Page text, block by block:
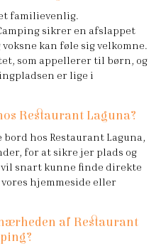
familievenlig.
sikrer en afslappet
kan føle sig velkomne.
som appellerer til børn, og
er lige i
Restaurant Laguna?
hos Restaurant Laguna,
for at sikre jer plads og
vil snart kunne finde direkte
hjemmeside eller
af Restaurant